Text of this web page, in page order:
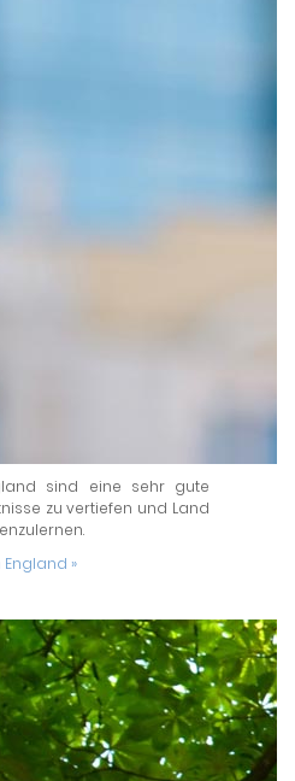
sind eine sehr gute
zu vertiefen und Land
»